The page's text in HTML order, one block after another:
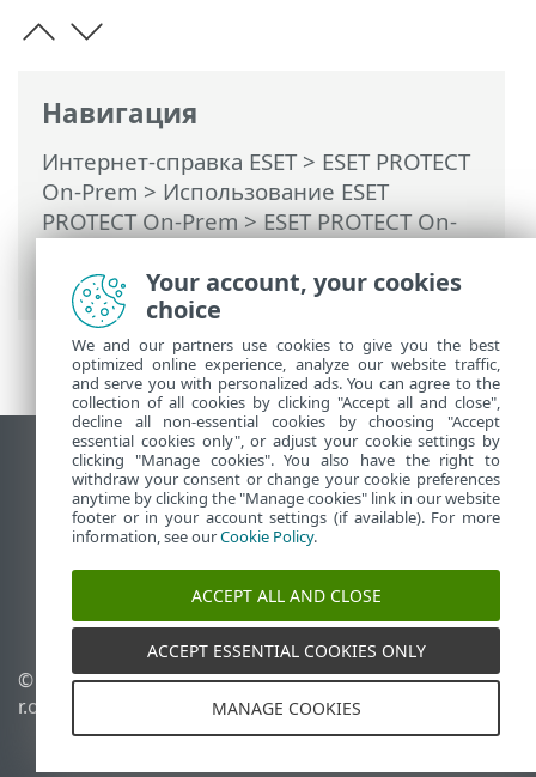
Навигация
Интернет-справка ESET> ESET PROTECT
On-Prem > Использование ESET
PROTECT On-Prem>ESET PROTECT On-
мониторинга
Использовать сайт для ПК
End of Life
База знаний ESET
ESET Status Portal
Региональная поддержка
© 1992 - 2026 ESET, spol. s
r.o. - Все права защищены.
Управлять файлами
Политика в отношении
Your account, your cookies
choice
We and our partners use cookies to give you the best
optimized online experience, analyze our website traffic,
and serve you with personalized ads. You can agree to the
collection of all cookies by clicking "Accept all and close",
decline all non-essential cookies by choosing "Accept
essential cookies only", or adjust your cookie settings by
clicking "Manage cookies". You also have the right to
withdraw your consent or change your cookie preferences
anytime by clicking the "Manage cookies" link in our website
footer or in your account settings (if available). For more
information, see ourCookie Policy.
ACCEPT ALL AND CLOSE
ACCEPT ESSENTIAL COOKIES ONLY
MANAGE COOKIES